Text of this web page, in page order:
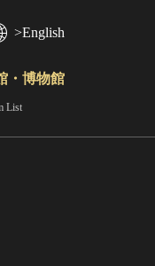
>English
・博物館
List